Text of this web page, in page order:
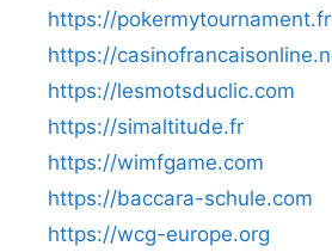
https://pokermytournament.fr
https://
https://lesmotsduclic.com
https://simaltitude.fr
https://wimfgame.com
https://baccara-schule.com
https://wcg-europe.org